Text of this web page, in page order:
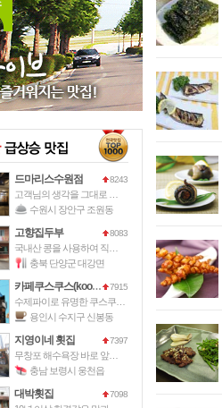
드마리스수원점 8243
수원시 장안구 조원동
고향집두부 8083
충북 단양군 대강면
카페쿠스쿠스(kooskoos) 7915
용인시 수지구 신봉동
지영이네 횟집 7397
무창포 해수욕장 바로 앞에 위치한 이
충남 보령시 웅천읍
대박횟집 7098